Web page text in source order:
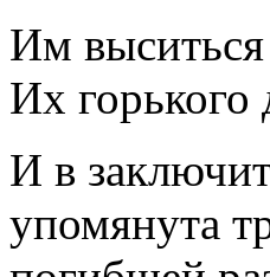
Им выситься
Их горького
И в
упомянута